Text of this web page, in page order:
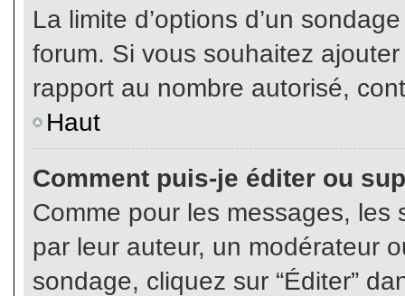
La limite d’options d’un
forum. Si vous souhaitez
rapport au nombre autorisé,
Haut
Comment puis-je éditer ou
Comme pour les messages,
par leur auteur, un modérateur
sondage, cliquez sur “Éditer”